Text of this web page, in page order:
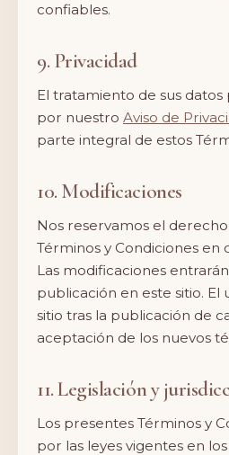
confiables.
9. Privacidad
El tratamiento de sus datos
por nuestro Aviso de
parte integral de estos
10. Modificaciones
Nos reservamos el
Términos y Condiciones
Las modificaciones
publicación en este sitio. El
sitio tras la publicación de
aceptación de los nuevos
11. Legislación y
Los presentes Términos y
por las leyes vigentes en los